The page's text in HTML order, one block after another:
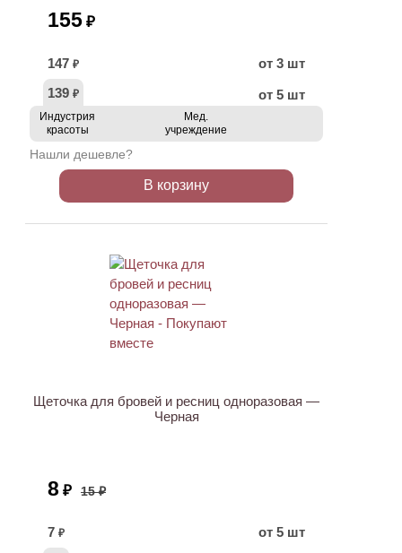
155 ₽
147 ₽
от 3 шт
139 ₽ от 5 шт
Индустрия
красоты
Мед.
учреждение
Нашли дешевле?
В корзину
Щеточка для бровей и ресниц одноразовая —
Черная
8 ₽ 15 ₽
7 ₽
от 5 шт